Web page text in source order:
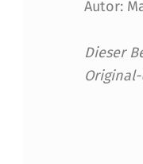
M
I
Autor:
Dieser